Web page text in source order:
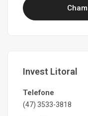
Invest Litoral
Telefone
(47) 3533-3818